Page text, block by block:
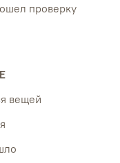
проверку
вещей